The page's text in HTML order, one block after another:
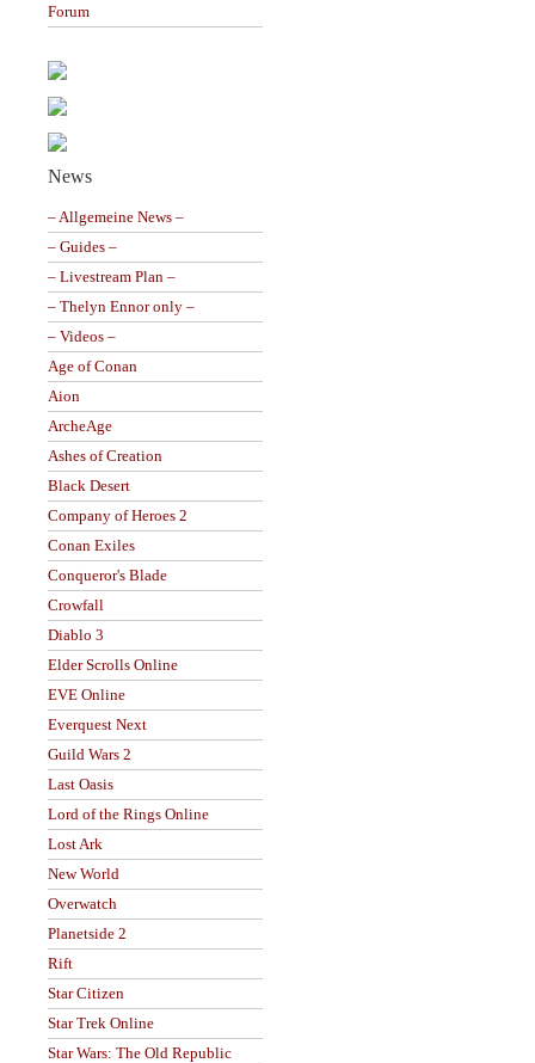
Forum
News
– Allgemeine News –
– Guides –
– Livestream Plan –
– Thelyn Ennor only –
– Videos –
Age of Conan
Aion
ArcheAge
Ashes of Creation
Black Desert
Company of Heroes 2
Conan Exiles
Conqueror's Blade
Crowfall
Diablo 3
Elder Scrolls Online
EVE Online
Everquest Next
Guild Wars 2
Last Oasis
Lord of the Rings Online
Lost Ark
New World
Overwatch
Planetside 2
Rift
Star Citizen
Star Trek Online
Star Wars: The Old Republic